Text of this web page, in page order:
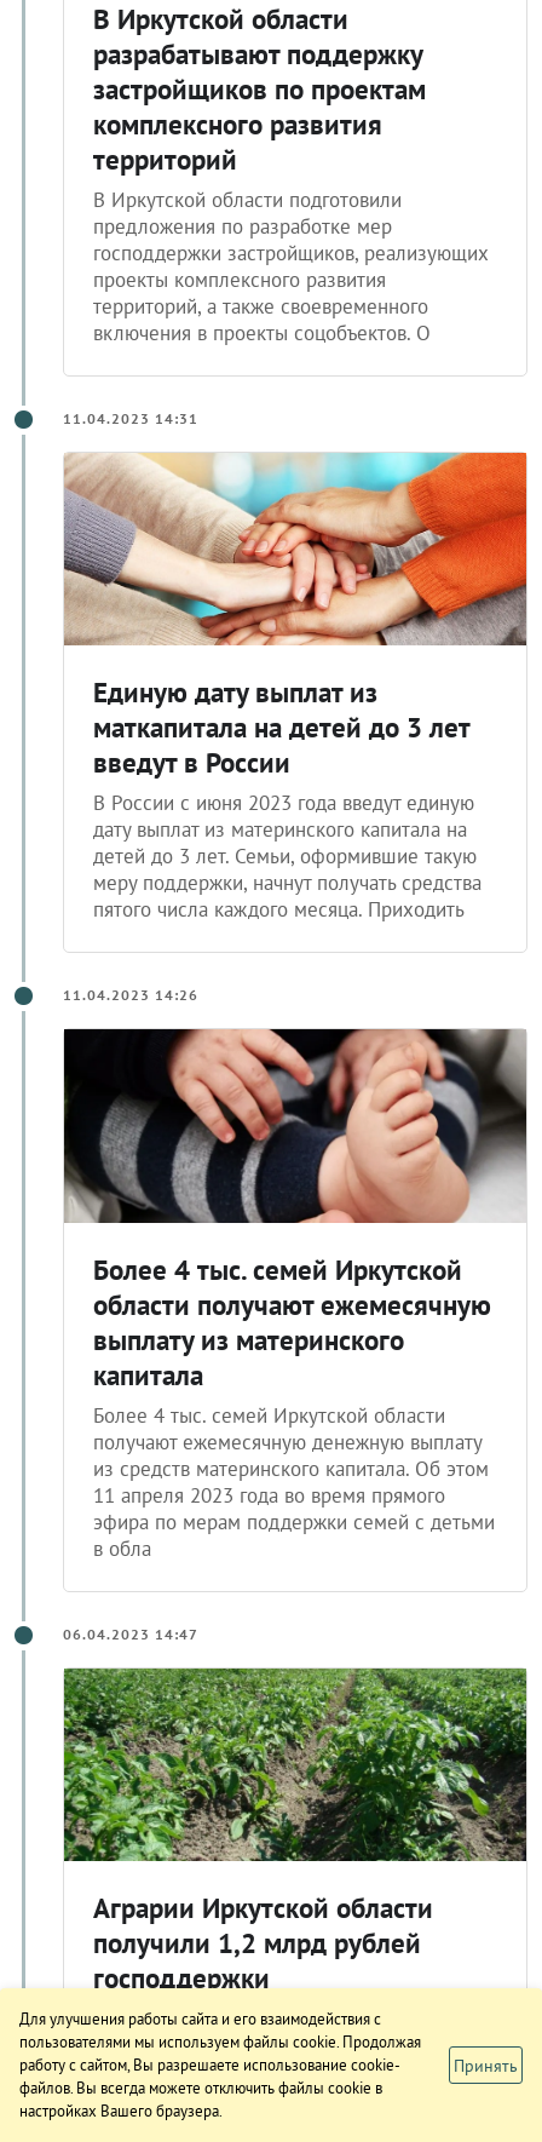
В Иркутской области
разрабатывают поддержку
застройщиков по проектам
комплексного развития
территорий
В Иркутской области подготовили
предложения по разработке мер
господдержки застройщиков, реализующих
проекты комплексного развития
территорий, а также своевременного
включения в проекты соцобъектов. О
11.04.2023 14:31
Единую дату выплат из
маткапитала на детей до 3 лет
введут в России
В России с июня 2023 года введут единую
дату выплат из материнского капитала на
детей до 3 лет. Семьи, оформившие такую
меру поддержки, начнут получать средства
пятого числа каждого месяца. Приходить
11.04.2023 14:26
Более 4 тыс. семей Иркутской
области получают ежемесячную
выплату из материнского
капитала
Более 4 тыс. семей Иркутской области
получают ежемесячную денежную выплату
из средств материнского капитала. Об этом
11 апреля 2023 года во время прямого
эфира по мерам поддержки семей с детьми
в обла
06.04.2023 14:47
Аграрии Иркутской области
получили 1,2 млрд рублей
господдержки
Сельхозтоваропроизводители Иркутской
области по состоянию на 1 апреля получили
1193,7 млн рублей господдержки, из них
федеральный бюджет - 269,3 млн рублей,
областной – 924,4 млн рублей. Об этом 6
Для улучшения работы сайта и его взаимодействия с
пользователями мы используем файлы cookie. Продолжая
работу с сайтом, Вы разрешаете использование cookie-
файлов. Вы всегда можете отключить файлы cookie в
настройках Вашего браузера.
Принять